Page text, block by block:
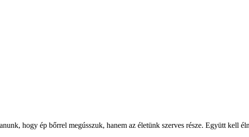
hogy ép bőrrel megússzuk, hanem az életünk szerves része. Együtt kell